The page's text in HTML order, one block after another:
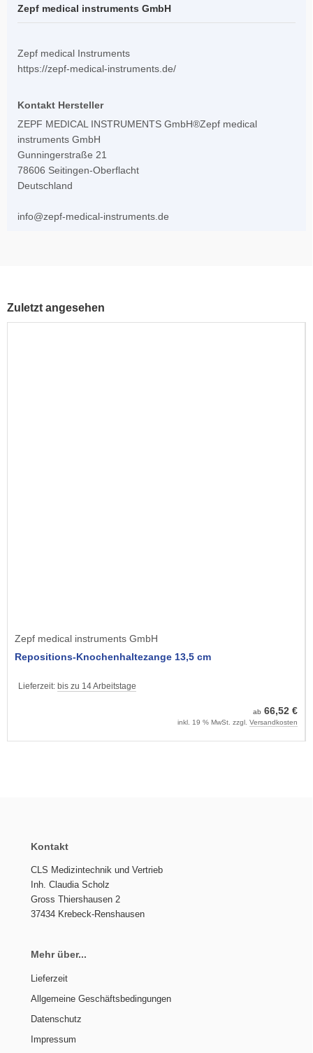
Zepf medical instruments GmbH
Zepf medical Instruments
https://zepf-medical-instruments.de/
Kontakt Hersteller
ZEPF MEDICAL INSTRUMENTS GmbH®Zepf medical
instruments GmbH
Gunningerstraße 21
78606 Seitingen-Oberflacht
Deutschland
info@zepf-medical-instruments.de
Zuletzt angesehen
Zepf medical instruments GmbH
Repositions-Knochenhaltezange 13,5 cm
Lieferzeit: bis zu 14 Arbeitstage
ab 66,52 €
inkl. 19 % MwSt. zzgl. Versandkosten
Kontakt
CLS Medizintechnik und Vertrieb
Inh. Claudia Scholz
Gross Thiershausen 2
37434 Krebeck-Renshausen
Mehr über...
Lieferzeit
Allgemeine Geschäftsbedingungen
Datenschutz
Impressum